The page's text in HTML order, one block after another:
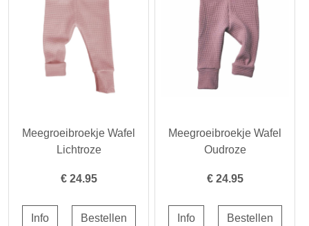
Meegroeibroekje Wafel
Lichtroze
€ 24.95
Meegroeibroekje Wafel
Oudroze
€ 24.95